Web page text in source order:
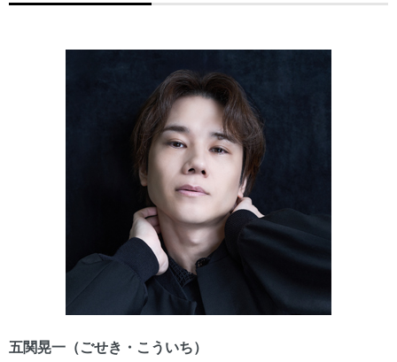
五関晃一（ごせき・こういち）